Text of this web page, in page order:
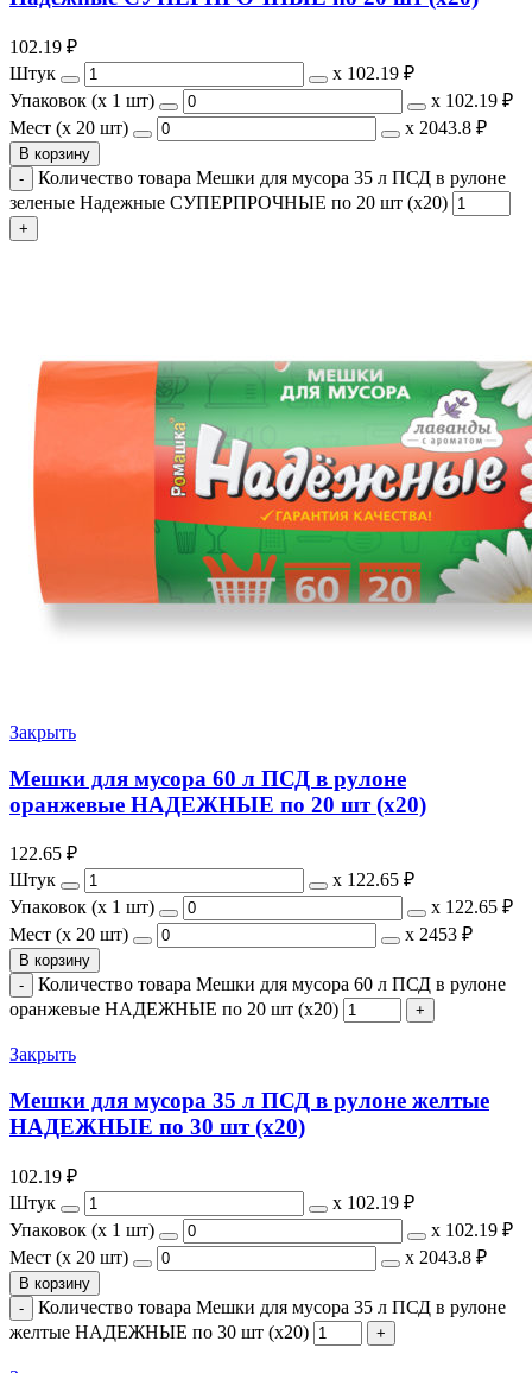
102.19 ₽
Штук
х 102.19 ₽
Упаковок (x 1 шт)
х 102.19 ₽
Мест (x 20 шт)
х 2043.8 ₽
В корзину
Количество товара Мешки для мусора 35 л ПСД в рулоне
зеленые Надежные СУПЕРПРОЧНЫЕ по 20 шт (х20)
Закрыть
Мешки для мусора 60 л ПСД в рулоне
оранжевые НАДЕЖНЫЕ по 20 шт (х20)
122.65 ₽
Штук
х 122.65 ₽
Упаковок (x 1 шт)
х 122.65 ₽
Мест (x 20 шт)
х 2453 ₽
В корзину
Количество товара Мешки для мусора 60 л ПСД в рулоне
оранжевые НАДЕЖНЫЕ по 20 шт (х20)
Закрыть
Мешки для мусора 35 л ПСД в рулоне желтые
НАДЕЖНЫЕ по 30 шт (х20)
102.19 ₽
Штук
х 102.19 ₽
Упаковок (x 1 шт)
х 102.19 ₽
Мест (x 20 шт)
х 2043.8 ₽
В корзину
Количество товара Мешки для мусора 35 л ПСД в рулоне
желтые НАДЕЖНЫЕ по 30 шт (х20)